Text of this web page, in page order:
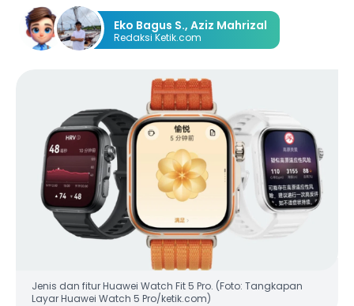
Eko Bagus S., Aziz Mahrizal
Redaksi Ketik.com
Jenis dan fitur Huawei Watch Fit 5 Pro. (Foto: Tangkapan
Layar Huawei Watch 5 Pro/ketik.com)